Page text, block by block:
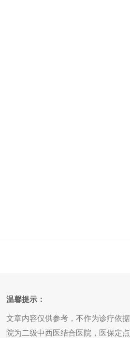
温馨提示：
文章内容仅供参考，不作为诊疗依
院为二级中西医结合医院，医保定